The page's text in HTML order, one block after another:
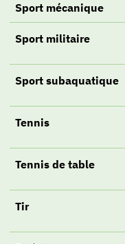
Sport mécanique
Sport militaire
Sport subaquatique
Tennis
Tennis de table
Tir